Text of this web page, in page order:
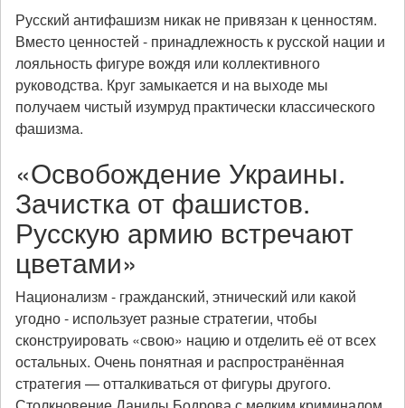
Русский антифашизм никак не привязан к ценностям.
Вместо ценностей - принадлежность к русской нации и
лояльность фигуре вождя или коллективного
руководства. Круг замыкается и на выходе мы
получаем чистый изумруд практически классического
фашизма.
«Освобождение Украины.
Зачистка от фашистов.
Русскую армию встречают
цветами»
Национализм - гражданский, этнический или какой
угодно - использует разные стратегии, чтобы
сконструировать «свою» нацию и отделить её от всех
остальных. Очень понятная и распространённая
стратегия — отталкиваться от фигуры другого.